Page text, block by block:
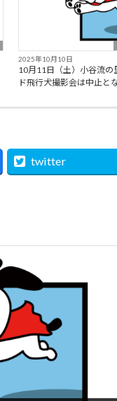
2025年10月10日
10月11日（土）小谷流の
ド飛行犬撮影会は中止と
twitter